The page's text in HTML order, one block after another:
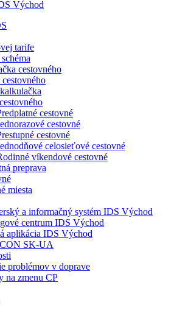
tarife
cestovného
cestovné
cestovné
cestovné
celosieťové cestovné
víkendové cestovné
preprava
miesta
a informačný systém IDS Východ
centrum IDS Východ
aplikácia IDS Východ
SK-UA
problémov v doprave
na zmenu CP